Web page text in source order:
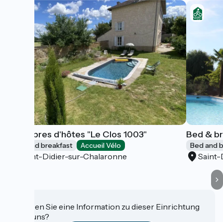
Chambres d'hôtes "Le Clos 1003"
Bed and breakfast Accueil Vélo
Saint-Didier-sur-Chalaronne
Bed &
Bed and
Saint-
Haben Sie eine Information zu dieser Einrichtung
für uns?